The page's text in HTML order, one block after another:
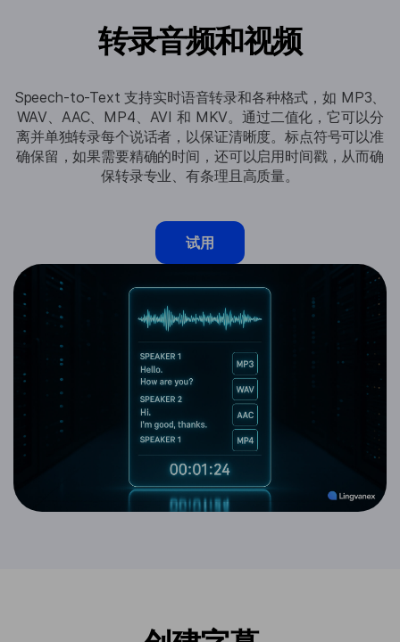
转录音频和视频
Speech-to-Text 支持实时语音转录和各种格式，如 MP3、
WAV、AAC、MP4、AVI 和 MKV。通过二值化，它可以分
离并单独转录每个说话者，以保证清晰度。标点符号可以准
确保留，如果需要精确的时间，还可以启用时间戳，从而确
保转录专业、有条理且高质量。
试用